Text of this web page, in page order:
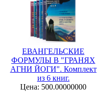
ЕВАНГЕЛЬСКИЕ
ФОРМУЛЫ В "ГРАНЯХ
АГНИ ЙОГИ". Комплект
из 6 книг.
Цена: 500.00000000